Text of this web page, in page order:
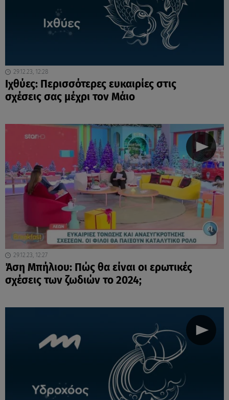
29.12.23, 12:28
Ιχθύες: Περισσότερες ευκαιρίες στις
σχέσεις σας μέχρι τον Μάιο
29.12.23, 12:27
Άση Μπήλιου: Πώς θα είναι οι ερωτικές
σχέσεις των ζωδιών το 2024;